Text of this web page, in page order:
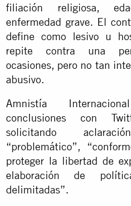
filiación religiosa,
enfermedad grave. El
define como lesivo u
repite contra una
ocasiones, pero no tan
abusivo.
Amnistía
conclusiones con
solicitando
“problemático”,
proteger la libertad de
elaboración de
delimitadas”.